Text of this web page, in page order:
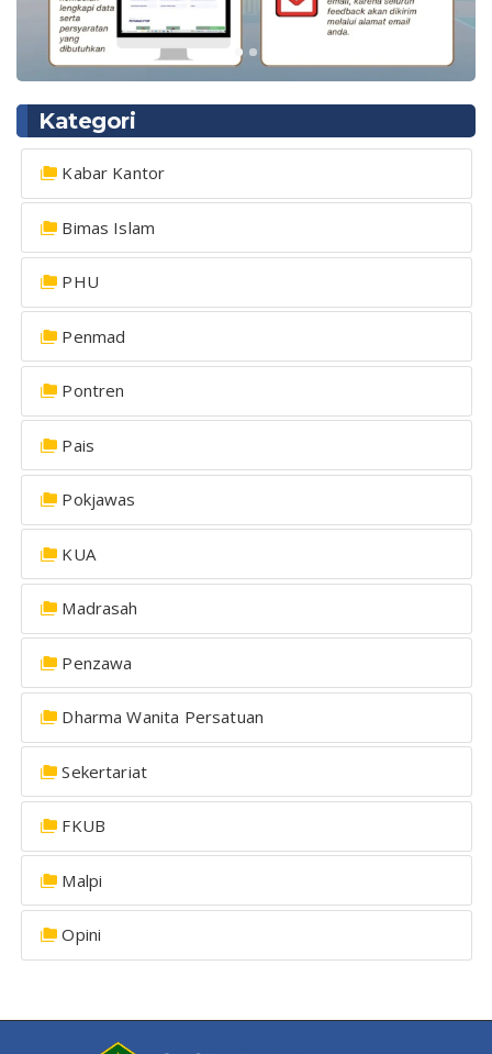
Kategori
Kabar Kantor
Bimas Islam
PHU
Penmad
Pontren
Pais
Pokjawas
KUA
Madrasah
Penzawa
Dharma Wanita Persatuan
Sekertariat
FKUB
Malpi
Opini